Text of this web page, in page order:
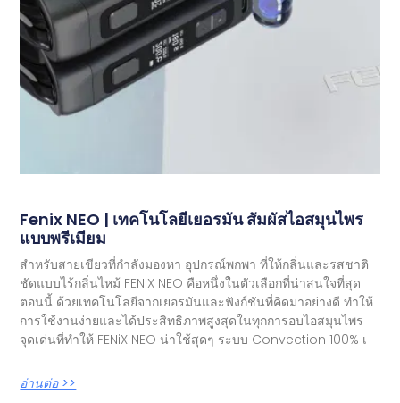
Fenix ​​​​NEO | เทคโนโลยีเยอรมัน สัมผัสไอสมุนไพร
แบบพรีเมียม
สำหรับสายเขียวที่กำลังมองหา อุปกรณ์พกพา ที่ให้กลิ่นและรสชาติ
ชัดแบบไร้กลิ่นไหม้ FENiX NEO คือหนึ่งในตัวเลือกที่น่าสนใจที่สุด
ตอนนี้ ด้วยเทคโนโลยีจากเยอรมันและฟังก์ชันที่คิดมาอย่างดี ทำให้
การใช้งานง่ายและได้ประสิทธิภาพสูงสุดในทุกการอบไอสมุนไพร
จุดเด่นที่ทำให้ FENiX NEO น่าใช้สุดๆ ระบบ Convection 100% เ
อ่านต่อ >>